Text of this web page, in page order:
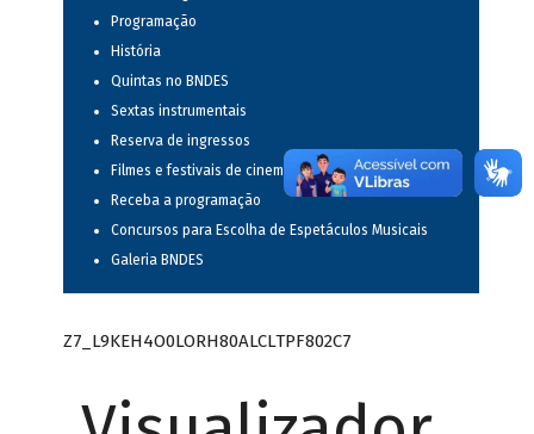
Programação
História
Quintas no BNDES
Sextas instrumentais
Reserva de ingressos
Filmes e festivais de cinema
Receba a programação
Concursos para Escolha de Espetáculos Musicais
Galeria BNDES
Z7_L9KEH4O0LORH80ALCLTPF802C7